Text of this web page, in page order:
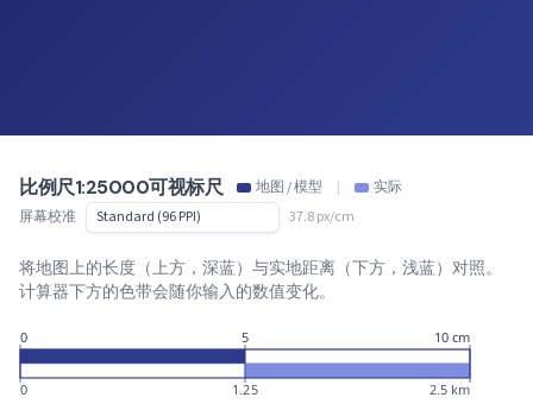
比例尺1:25000可视标尺 地图 / 模型 |
实际
屏幕校准
37.8 px/cm
将地图上的长度（上方，深蓝）与实地距离（下方，浅蓝）对照。
计算器下方的色带会随你输入的数值变化。
0
0
5
1.25
10 cm
2.5 km